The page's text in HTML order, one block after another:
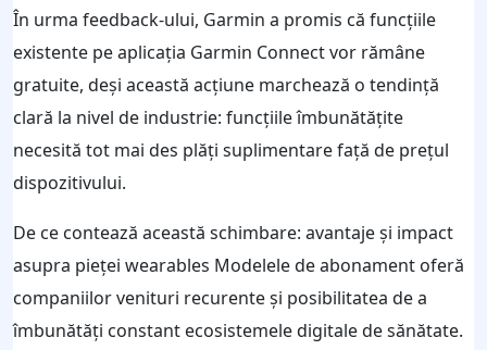
În urma feedback-ului, Garmin a promis că funcțiile
existente pe aplicația Garmin Connect vor rămâne
gratuite, deși această acțiune marchează o tendință
clară la nivel de industrie: funcțiile îmbunătățite
necesită tot mai des plăți suplimentare față de prețul
dispozitivului.
De ce contează această schimbare: avantaje și impact
asupra pieței wearables Modelele de abonament oferă
companiilor venituri recurente și posibilitatea de a
îmbunătăți constant ecosistemele digitale de sănătate.